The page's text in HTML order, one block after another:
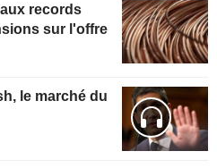
records
sur l'offre
le marché du